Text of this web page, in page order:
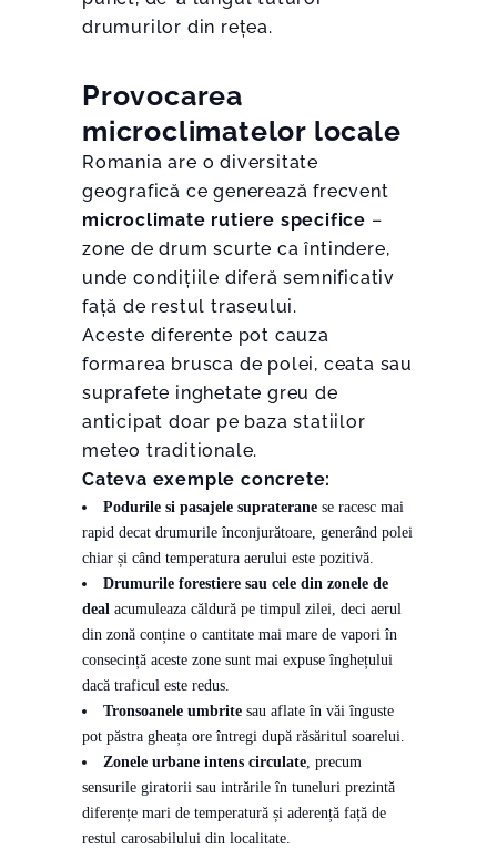
drumurilor din rețea.
Provocarea
microclimatelor locale
Romania are o diversitate
geografică ce generează frecvent
microclimate rutiere specifice –
zone de drum scurte ca întindere,
unde condițiile diferă semnificativ
față de restul traseului.
Aceste diferente pot cauza
formarea brusca de polei, ceata sau
suprafete inghetate greu de
anticipat doar pe baza statiilor
meteo traditionale.
Cateva exemple concrete:
Podurile si pasajele supraterane se racesc mai
rapid decat drumurile înconjurătoare, generând polei
chiar și când temperatura aerului este pozitivă.
Drumurile forestiere sau cele din zonele de
deal acumuleaza căldură pe timpul zilei, deci aerul
din zonă conține o cantitate mai mare de vapori în
consecință aceste zone sunt mai expuse înghețului
dacă traficul este redus.
Tronsoanele umbrite sau aflate în văi înguste
pot păstra gheața ore întregi după răsăritul soarelui.
Zonele urbane intens circulate, precum
sensurile giratorii sau intrările în tuneluri prezintă
diferențe mari de temperatură și aderență față de
restul carosabilului din localitate.